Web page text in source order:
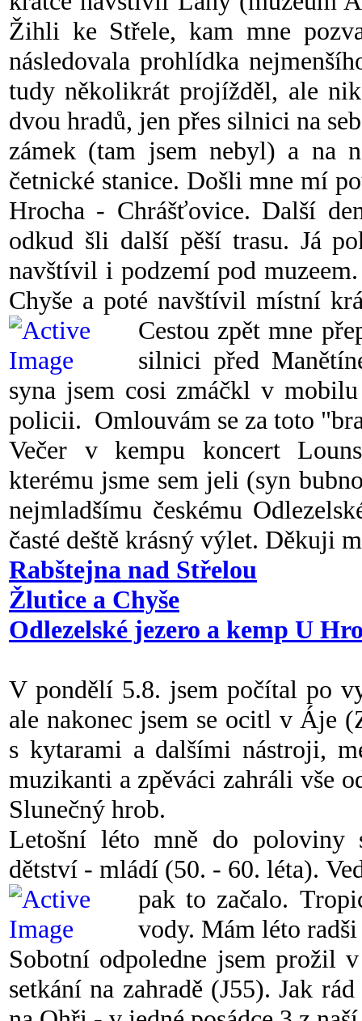
Žihli ke Střele, kam mne
následovala prohlídka
tudy několikrát projížděl, ale
dvou hradů, jen přes silnici na
zámek (tam jsem nebyl) a na
četnické stanice. Došli mne mí
Hrocha - Chrášťovice. Další
odkud šli další pěší trasu. Já
navštívil i podzemí pod
Chyše a poté navštívil místní
Cestou zpět mne
silnici před
syna jsem cosi zmáčkl v
policii. Omlouvám se za toto
Večer v kempu koncert
kterému jsme sem jeli (syn
nejmladšímu českému
časté deště krásný výlet. Děkuji
Rabštejna nad Střelou
Žlutice a Chyše
Odlezelské jezero a kemp U
V pondělí 5.8. jsem počítal po
ale nakonec jsem se ocitl v Áje
s kytarami a dalšími nástroji,
muzikanti a zpěváci zahráli vše
Slunečný hrob.
Letošní léto mně do poloviny
dětství - mládí (50. - 60. léta).
pak to začalo.
vody. Mám léto
Sobotní odpoledne jsem prožil
setkání na zahradě (J55). Jak